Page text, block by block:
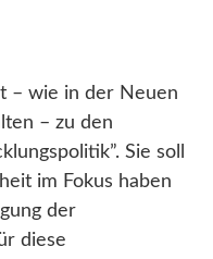
– wie in der Neuen
– zu den
Sie soll
im Fokus haben
der
diese